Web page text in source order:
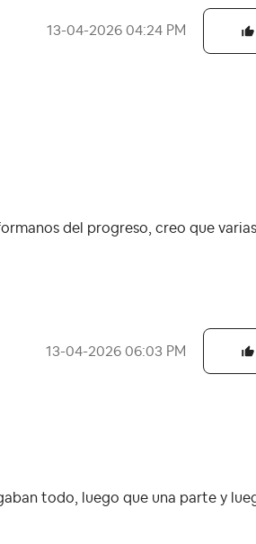
‎13-04-2026 04:24 PM
del progreso, creo que
‎13-04-2026 06:03 PM
todo, luego que una parte y